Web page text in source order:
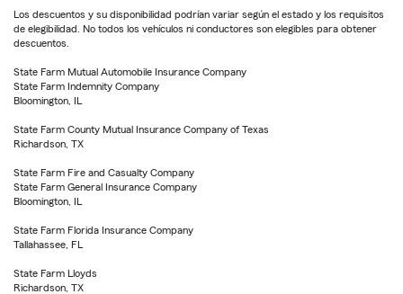
Los descuentos y su disponibilidad podrían variar según el estado y los requisitos
de elegibilidad. No todos los vehículos ni conductores son elegibles para obtener
descuentos.
State Farm Mutual Automobile Insurance Company
State Farm Indemnity Company
Bloomington, IL
State Farm County Mutual Insurance Company of Texas
Richardson, TX
State Farm Fire and Casualty Company
State Farm General Insurance Company
Bloomington, IL
State Farm Florida Insurance Company
Tallahassee, FL
State Farm Lloyds
Richardson, TX